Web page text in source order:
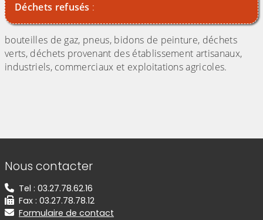
Déchets refusés :
bouteilles de gaz, pneus, bidons de peinture, déchets
verts, déchets provenant des établissement artisanaux,
industriels, commerciaux et exploitations agricoles.
Informations de contact
Nous contacter
Tel : 03.27.78.62.16
Fax : 03.27.78.78.12
Formulaire de contact